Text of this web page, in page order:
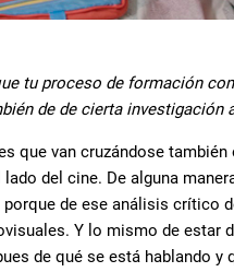
tu proceso de formación
de de cierta investigación
que van cruzándose
del cine. De alguna
de ese análisis crítico
Y lo mismo de
de qué se está hablando